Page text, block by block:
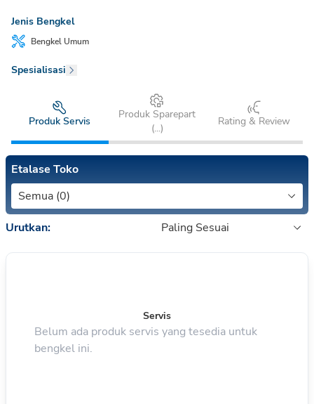
Jenis Bengkel
Bengkel Umum
Spesialisasi
Produk Servis
Produk Sparepart
(...)
Rating & Review
Etalase Toko
Semua (0)
Urutkan: Paling Sesuai
Servis
Belum ada produk servis yang tesedia untuk
bengkel ini.